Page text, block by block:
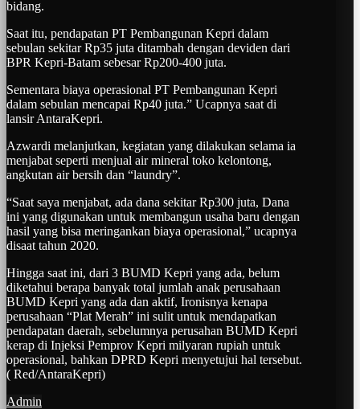
bidang.
Saat itu, pendapatan PT Pembangunan Kepri dalam
sebulan sekitar Rp35 juta ditambah dengan deviden dari
BPR Kepri-Batam sebesar Rp200-400 juta.
Sementara biaya operasional PT Pembangunan Kepri
dalam sebulan mencapai Rp40 juta.” Ucapnya saat di
lansir AntaraKepri.
Azwardi melanjutkan, kegiatan yang dilakukan selama ia
menjabat seperti menjual air mineral toko kelontong,
angkutan air bersih dan “laundry”.
“Saat saya menjabat, ada dana sekitar Rp300 juta, Dana
ini yang digunakan untuk membangun usaha baru dengan
hasil yang bisa meringankan biaya operasional,” ucapnya
disaat tahun 2020.
Hingga saat ini, dari 3 BUMD Kepri yang ada, belum
diketahui berapa banyak total jumlah anak perusahaan
BUMD Kepri yang ada dan aktif, Ironisnya kenapa
perusahaan “Plat Merah” ini sulit untuk mendapatkan
pendapatan daerah, sebelumnya perusahan BUMD Kepri
kerap di Injeksi Pemprov Kepri milyaran rupiah untuk
operasional, bahkan DPRD Kepri menyetujui hal tersebut.
( Red/AntaraKepri)
Admin